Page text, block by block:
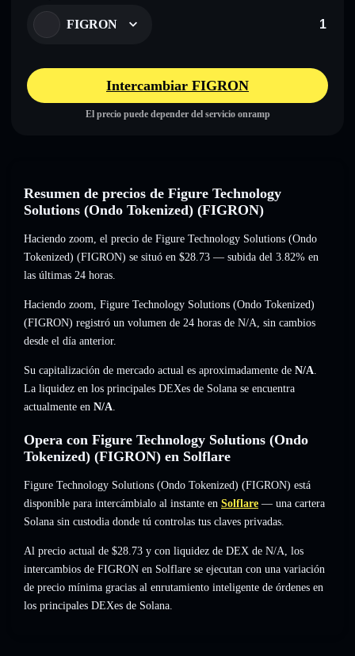
FIGRON
Intercambiar FIGRON
El precio puede depender del servicio onramp
Resumen de precios de Figure Technology
Solutions (Ondo Tokenized) (FIGRON)
Haciendo zoom, el precio de Figure Technology Solutions (Ondo
Tokenized) (FIGRON) se situó en $28.73 — subida del 3.82% en
las últimas 24 horas.
Haciendo zoom, Figure Technology Solutions (Ondo Tokenized)
(FIGRON) registró un volumen de 24 horas de N/A, sin cambios
desde el día anterior.
Su capitalización de mercado actual es aproximadamente de N/A.
La liquidez en los principales DEXes de Solana se encuentra
actualmente en N/A.
Opera con Figure Technology Solutions (Ondo
Tokenized) (FIGRON) en Solflare
Figure Technology Solutions (Ondo Tokenized) (FIGRON) está
disponible para intercámbialo al instante en Solflare — una cartera
Solana sin custodia donde tú controlas tus claves privadas.
Al precio actual de $28.73 y con liquidez de DEX de N/A, los
intercambios de FIGRON en Solflare se ejecutan con una variación
de precio mínima gracias al enrutamiento inteligente de órdenes en
los principales DEXes de Solana.